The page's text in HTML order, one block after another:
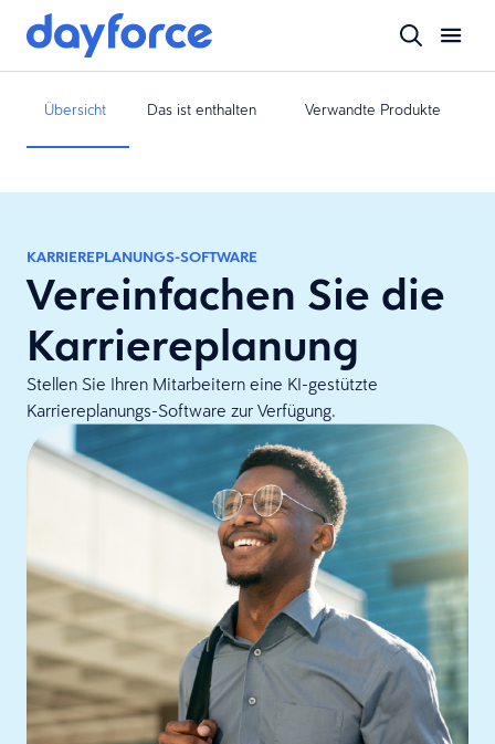
Übersicht Das ist enthalten Verwandte Produkte
KARRIEREPLANUNGS-SOFTWARE
Vereinfachen Sie die
Karriereplanung
Stellen Sie Ihren Mitarbeitern eine KI-gestützte
Karriereplanungs-Software zur Verfügung.